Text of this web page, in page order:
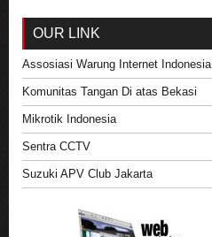
OUR LINK
Assosiasi Warung Internet Indonesia
Komunitas Tangan Di atas Bekasi
Mikrotik Indonesia
Sentra CCTV
Suzuki APV Club Jakarta